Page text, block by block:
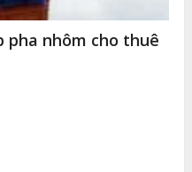
pha nhôm cho thuê